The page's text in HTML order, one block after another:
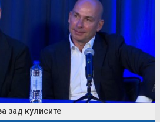
зад кулисите